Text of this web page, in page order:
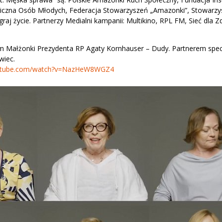
Osób Młodych, Federacja Stowarzyszeń „Amazonki”,
życie. Partnerzy Medialni kampanii: Multikino, RPL FM, Sieć dla
Prezydenta RP Agaty Kornhauser – Dudy. Partnerem
watch?v=NazHeW8WGZ4